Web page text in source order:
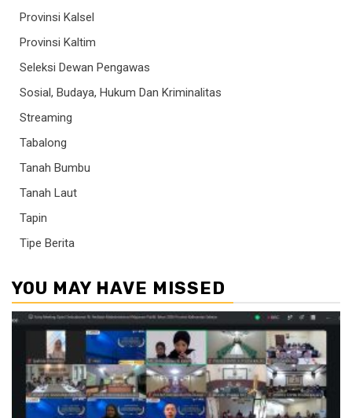
Provinsi Kalsel
Provinsi Kaltim
Seleksi Dewan Pengawas
Sosial, Budaya, Hukum Dan Kriminalitas
Streaming
Tabalong
Tanah Bumbu
Tanah Laut
Tapin
Tipe Berita
YOU MAY HAVE MISSED